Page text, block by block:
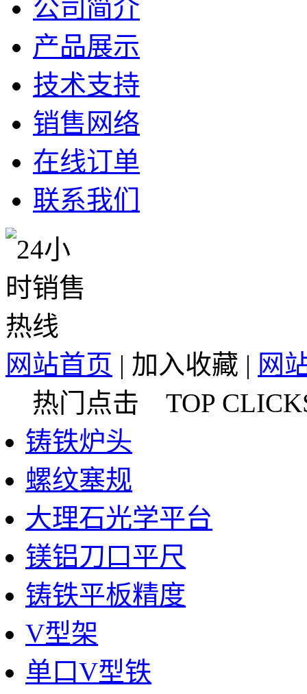
公司简介
产品展示
技术支持
销售网络
在线订单
联系我们
网站首页 | 加入收藏 | 网
热门点击 TOP
铸铁炉头
螺纹塞规
大理石光学平台
镁铝刀口平尺
铸铁平板精度
V型架
单口V型铁